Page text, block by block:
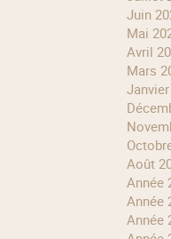
juin
mai
avril
mars
août
année
année
année